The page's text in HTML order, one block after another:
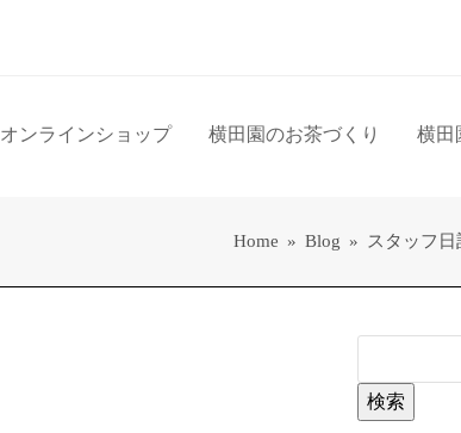
オンラインショップ 横田園のお茶づくり 横田
Home » Blog » スタッフ日
検索